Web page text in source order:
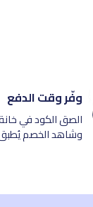
وفّر وقت الدفع
الصق الكود في
وشاهد الخصم يُطبق